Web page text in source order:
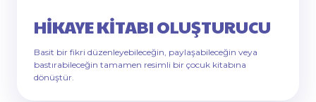
HIKAYE KITABI OLUŞTURUCU
Basit bir fikri düzenleyebileceğin, paylaşabileceğin veya
bastırabileceğin tamamen resimli bir çocuk kitabına
dönüştür.